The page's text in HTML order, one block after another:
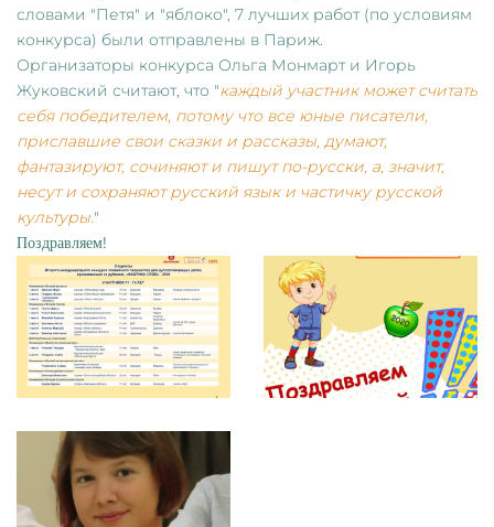
словами "Петя" и "яблоко", 7 лучших работ (по условиям
конкурса) были отправлены в Париж.
Организаторы конкурса Ольга Монмарт и Игорь
Жуковский считают, что "каждый участник может считать
себя победителем, потому что все юные писатели,
приславшие свои сказки и рассказы, думают,
фантазируют, сочиняют и пишут по-русски, а, значит,
несут и сохраняют русский язык и частичку русской
культуры."
Поздравляем!